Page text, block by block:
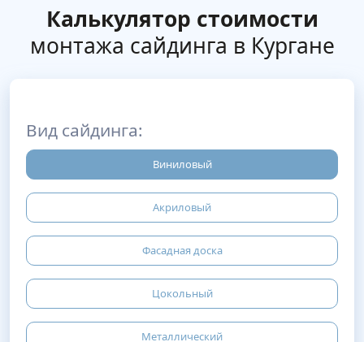
Калькулятор стоимости
монтажа сайдинга в Кургане
Вид сайдинга:
Виниловый
Акриловый
Фасадная доска
Цокольный
Металлический